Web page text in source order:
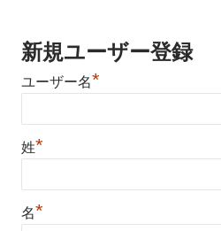
新規ユーザー登録
ユーザー名*
姓*
名*